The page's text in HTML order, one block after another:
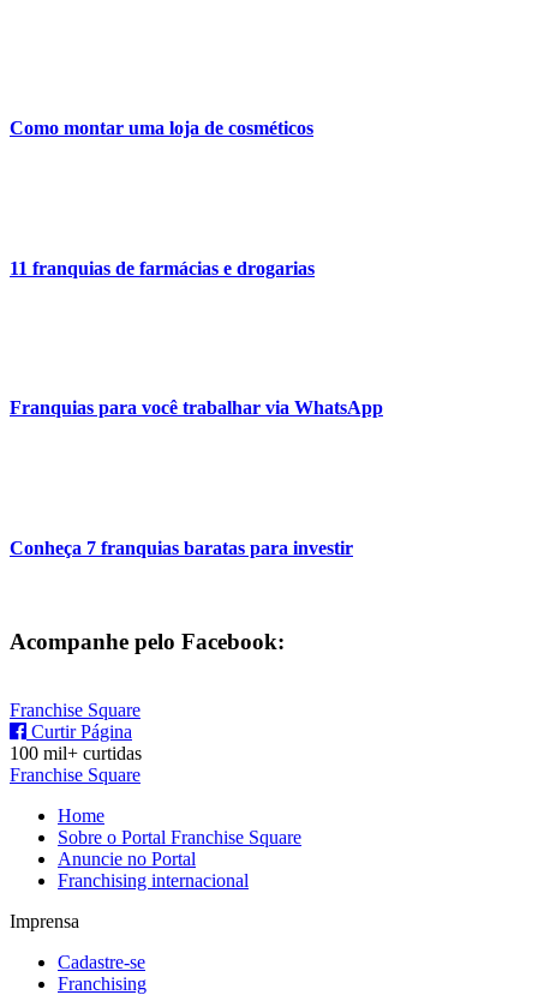
Como montar uma loja de cosméticos
11 franquias de farmácias e drogarias
Franquias para você trabalhar via WhatsApp
Conheça 7 franquias baratas para investir
Acompanhe pelo Facebook:
Franchise Square
Curtir Página
100 mil+ curtidas
Franchise Square
Home
Sobre o Portal Franchise Square
Anuncie no Portal
Franchising internacional
Imprensa
Cadastre-se
Franchising